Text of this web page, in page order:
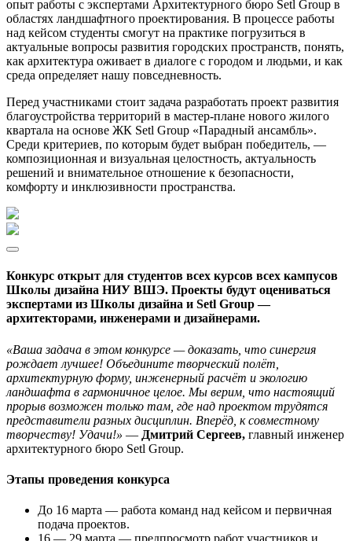
опыт работы с экспертами Архитектурного бюро Setl Group в
областях ландшафтного проектирования. В процессе работы
над кейсом студенты смогут на практике погрузиться в
актуальные вопросы развития городских пространств, понять,
как архитектура оживает в диалоге с городом и людьми, и как
среда определяет нашу повседневность.
Перед участниками стоит задача разработать проект развития
благоустройства территорий в мастер-плане нового жилого
квартала на основе ЖК Setl Group «Парадный ансамбль».
Среди критериев, по которым будет выбран победитель, —
композиционная и визуальная целостность, актуальность
решений и внимательное отношение к безопасности,
комфорту и инклюзивности пространства.
Конкурс открыт для студентов всех курсов всех кампусов
Школы дизайна НИУ ВШЭ. Проекты будут оцениваться
экспертами из Школы дизайна и Setl Group —
архитекторами, инженерами и дизайнерами.
«Ваша задача в этом конкурсе — доказать, что синергия
рождает лучшее! Объедините творческий полёт,
архитектурную форму, инженерный расчёт и экологию
ландшафта в гармоничное целое. Мы верим, что настоящий
прорыв возможен только там, где над проектом трудятся
представители разных дисциплин. Вперёд, к совместному
творчеству! Удачи!» — Дмитрий Сергеев, главный инженер
архитектурного бюро Setl Group.
Этапы проведения конкурса
До 16 марта — работа команд над кейсом и первичная
подача проектов.